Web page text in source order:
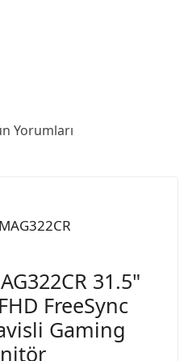
Yorumları
31.5"
FreeSync
Gaming